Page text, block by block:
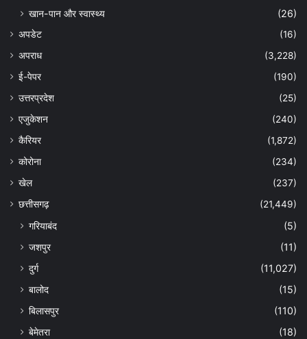
खान-पान और स्वास्थ्य (26)
अपडेट
(16)
अपराध
(3,228)
ई-पेपर
(190)
उत्तरप्रदेश
(25)
एजुकेशन
(240)
कैरियर
(1,872)
कोरोना
(234)
खेल
(237)
छत्तीसगढ़
(21,449)
गरियाबंद
(5)
जशपुर
(11)
दुर्ग
(11,027)
बालोद
(15)
बिलासपुर
(110)
बेमेतरा
(18)